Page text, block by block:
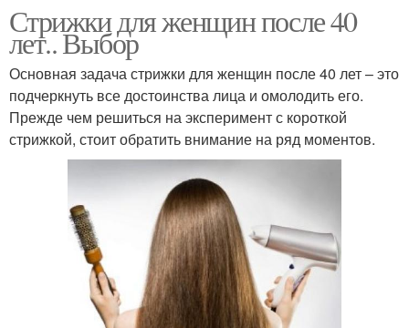
Стрижки для женщин после 40
лет.. Выбор
Основная задача стрижки для женщин после 40 лет – это
подчеркнуть все достоинства лица и омолодить его.
Прежде чем решиться на эксперимент с короткой
стрижкой, стоит обратить внимание на ряд моментов.